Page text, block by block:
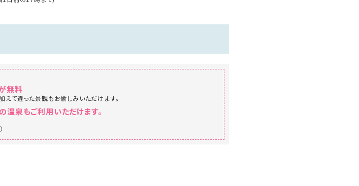
無料
て違った景観もお愉しみいただけます。
泉もご利用いただけます。